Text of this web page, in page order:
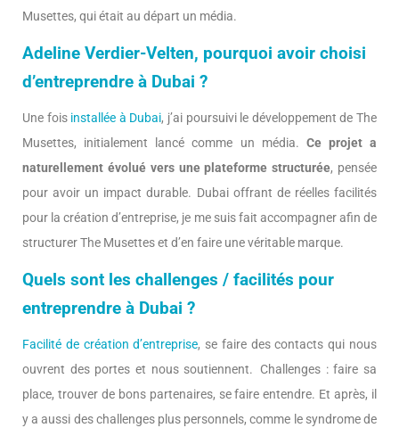
Musettes, qui était au départ un média.
Adeline Verdier-Velten, pourquoi avoir choisi
d’entreprendre à Dubai ?
Une fois installée à Dubai, j’ai poursuivi le développement de The
Musettes, initialement lancé comme un média. Ce projet a
naturellement évolué vers une plateforme structurée, pensée
pour avoir un impact durable. Dubai offrant de réelles facilités
pour la création d’entreprise, je me suis fait accompagner afin de
structurer The Musettes et d’en faire une véritable marque.
Quels sont les challenges / facilités pour
entreprendre à Dubai ?
Facilité de création d’entreprise, se faire des contacts qui nous
ouvrent des portes et nous soutiennent. Challenges : faire sa
place, trouver de bons partenaires, se faire entendre. Et après, il
y a aussi des challenges plus personnels, comme le syndrome de